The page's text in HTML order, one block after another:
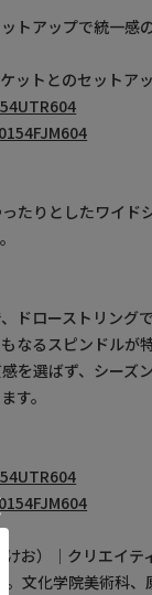
トアップで統一感
ットとのセットア
たりとしたワイド
ドローストリング
なるスピンドルが特
を選ばず、シーズ
す。
けお）｜クリエイテ
。文化学院美術科